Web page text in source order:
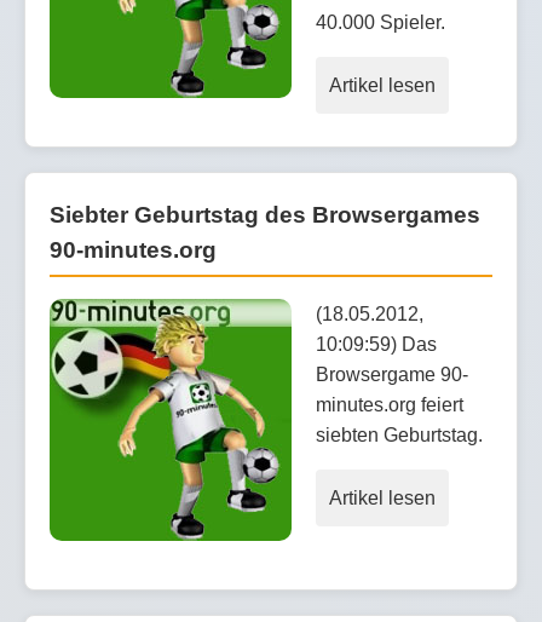
40.000 Spieler.
Artikel lesen
Siebter Geburtstag des Browsergames
90-minutes.org
(18.05.2012,
10:09:59) Das
Browsergame 90-
minutes.org feiert
siebten Geburtstag.
Artikel lesen